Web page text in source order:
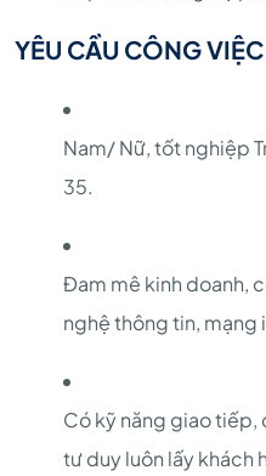
YÊU CẦU CÔNG VIỆC
Nam/ Nữ, tốt nghiệp
35.
Đam mê kinh doanh,
nghệ thông tin, mạng
Có kỹ năng giao tiếp,
tư duy luôn lấy khách